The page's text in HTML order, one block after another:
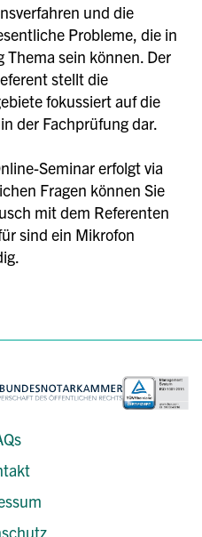
und die
Probleme, die in
sein können. Der
stellt die
fokussiert auf die
der Fachprüfung dar.
Seminar erfolgt via
Fragen können Sie
mit dem Referenten
sind ein Mikrofon